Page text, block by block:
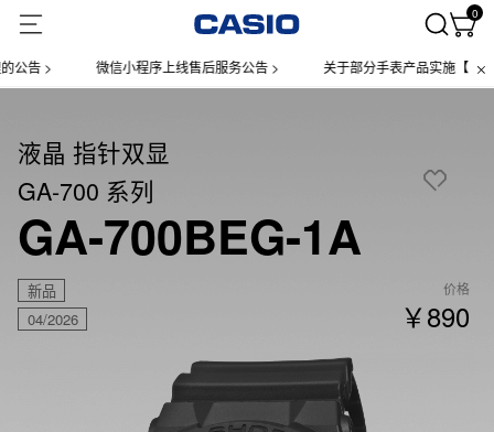
0
> 微信小程序上线售后服务公告 > 关于部分手表产品实施【一物一
液晶 指针双显
GA-700 系列
GA-700BEG-1A
新品
04/2026
价格
￥890